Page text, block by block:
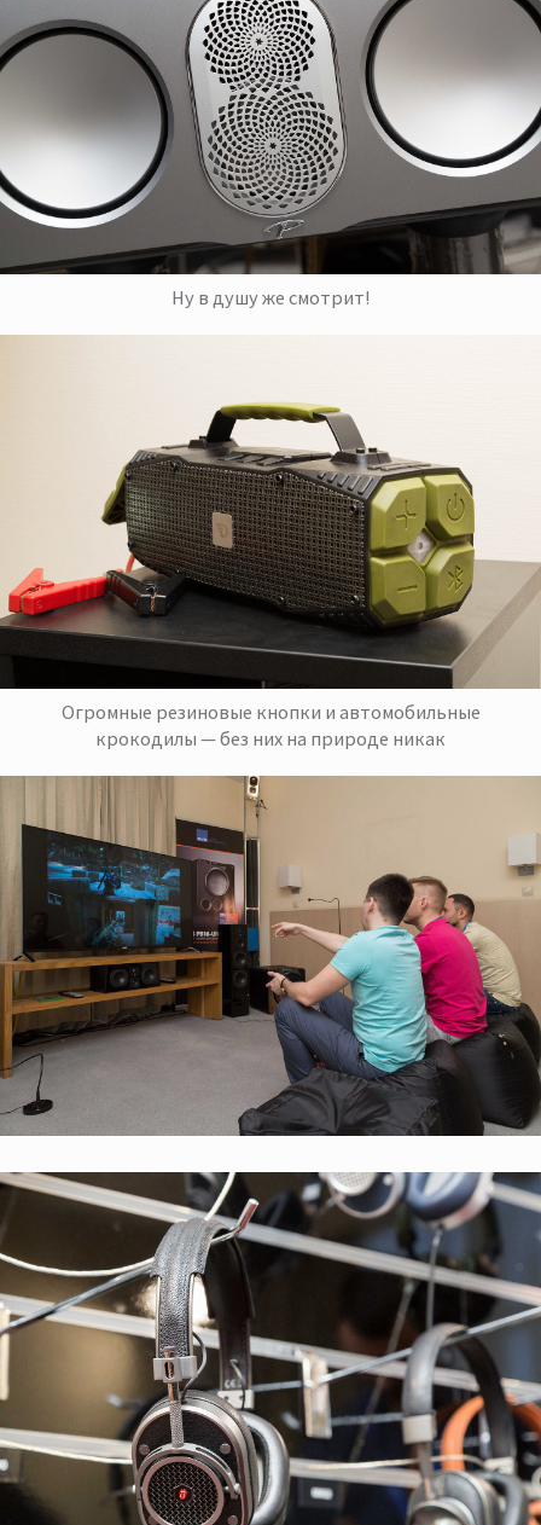
Ну в душу же смотрит!
Огромные резиновые кнопки и автомобильные
крокодилы — без них на природе никак